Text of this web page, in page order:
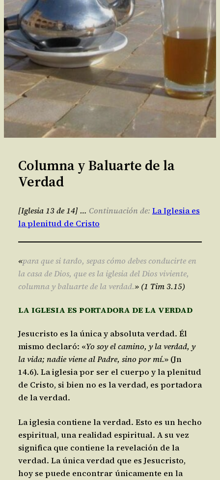
Columna y Baluarte de la
Verdad
[Iglesia 13 de 14] … Continuación de: La Iglesia es
la plenitud de Cristo
«para que si tardo, sepas cómo debes conducirte en
la casa de Dios, que es la iglesia del Dios viviente,
columna y baluarte de la verdad.» (1 Tim 3.15)
LA IGLESIA ES PORTADORA DE LA VERDAD
Jesucristo es la única y absoluta verdad. Él
mismo declaró: «Yo soy el camino, y la verdad, y
la vida; nadie viene al Padre, sino por mí.» (Jn
14.6). La iglesia por ser el cuerpo y la plenitud
de Cristo, si bien no es la verdad, es portadora
de la verdad.
La iglesia contiene la verdad. Esto es un hecho
espiritual, una realidad espiritual. A su vez
significa que contiene la revelación de la
verdad. La única verdad que es Jesucristo,
hoy se puede encontrar únicamente en la